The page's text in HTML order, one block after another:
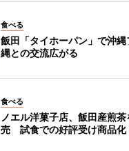
食べる
飯田「タイホーパン」で沖
縄との交流広がる
食べる
ノエル洋菓子店、飯田産煎
売 試食での好評受け商品化